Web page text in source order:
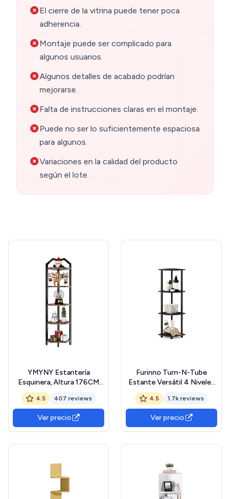
El cierre de la vitrina puede tener poca
adherencia.
Montaje puede ser complicado para
algunos usuarios.
Algunos detalles de acabado podrían
mejorarse.
Falta de instrucciones claras en el montaje.
Puede no ser lo suficientemente espaciosa
para algunos.
Variaciones en la calidad del producto
según el lote.
YMYNY Estantería
Esquinera, Altura 176CM
Estantería de 5 Niveles,
Estante de Escalera,
Mueble de
Almacenamiento, Soporte
para Planta de salón, Estilo
4.5 407 reviews
Ver precio
Furinno Turn-N-Tube
Estante Versátil 4 Niveles
para Exhibición de Esquina,
Espresso/Negro
4.5 1.7k reviews
Ver precio